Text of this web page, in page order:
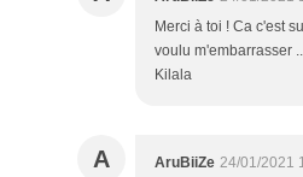
Merci à toi ! Ca c'est
voulu m'embarrasser
Kilala
A AruBiiZe 24/01/2021